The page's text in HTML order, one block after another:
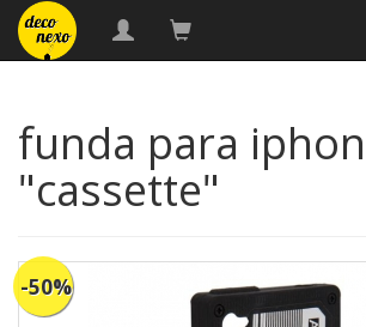
funda para
"cassette"
-50%